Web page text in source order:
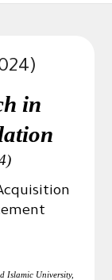
in
Islamic University,